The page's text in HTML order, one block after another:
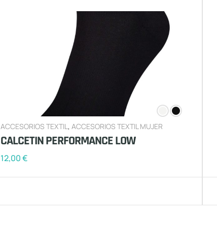
ACCESORIOS TEXTIL, ACCESORIOS TEXTIL MUJER
CALCETIN PERFORMANCE LOW
12,00€